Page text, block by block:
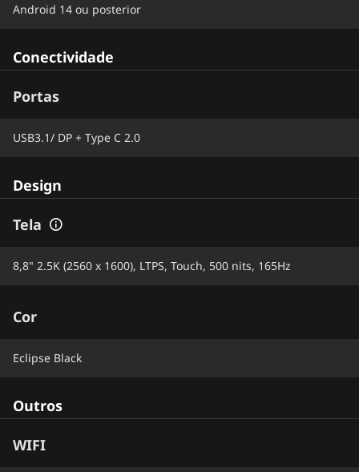
Android 14 ou posterior
Conectividade
Portas
USB3.1/ DP + Type C 2.0
Design
Tela
8,8" 2.5K (2560 x 1600), LTPS, Touch, 500 nits, 165Hz
Cor
Eclipse Black
Outros
WIFI